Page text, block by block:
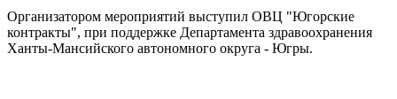
Организатором мероприятий выступил ОВЦ "Югорские
контракты", при поддержке Департамента здравоохранения
Ханты-Мансийского автономного округа - Югры.